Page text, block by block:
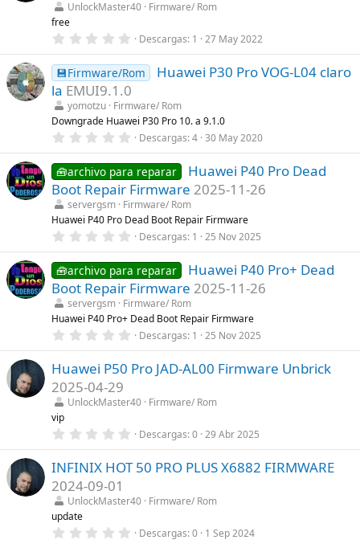
t
l
a
(
s
)
UnlockMaster40 Firmware/ Rom
free
0
0
0
e
s
t
r
e
l
a
(
s
)
Descargas 1 27 May 2022
💾Firmware/Rom
Huawei P30 Pro VOG-L04 claro
la EMUI9.1.0
yomotzu Firmware/ Rom
Downgrade Huawei P30 Pro 10. a 9.1.0
0
0
0
e
s
t
r
e
l
a
(
s
)
Descargas 4 30 May 2020
🧰archivo para reparar
Huawei P40 Pro Dead
Boot Repair Firmware 2025-11-26
servergsm Firmware/ Rom
Huawei P40 Pro Dead Boot Repair Firmware
0
0
0
e
s
t
r
e
l
(
Descargas 1 25 Nov 2025
🧰archivo para reparar
Huawei P40 Pro+ Dead
Boot Repair Firmware 2025-11-26
servergsm Firmware/ Rom
Huawei P40 Pro+ Dead Boot Repair Firmware
0
0
0
e
t
l
(
Descargas 1 25 Nov 2025
Huawei P50 Pro JAD-AL00 Firmware Unbrick
2025-04-29
UnlockMaster40 Firmware/ Rom
vip
0
0
0
e
t
Descargas 0 29 Abr 2025
INFINIX HOT 50 PRO PLUS X6882 FIRMWARE
2024-09-01
UnlockMaster40 Firmware/ Rom
update
0 Descargas 0 1 Sep 2024